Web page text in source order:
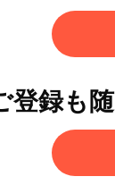
登録も